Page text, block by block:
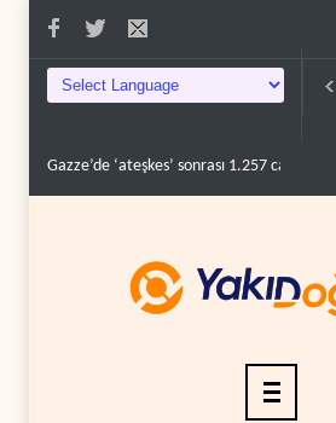
Gazze’de ‘ateşkes’ sonrası 1.257 can kaybı..